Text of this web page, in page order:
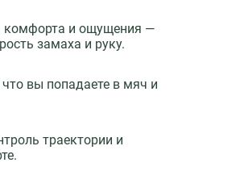
комфорта и ощущения —
замаха и руку.
вы попадаете в мяч и
траектории и